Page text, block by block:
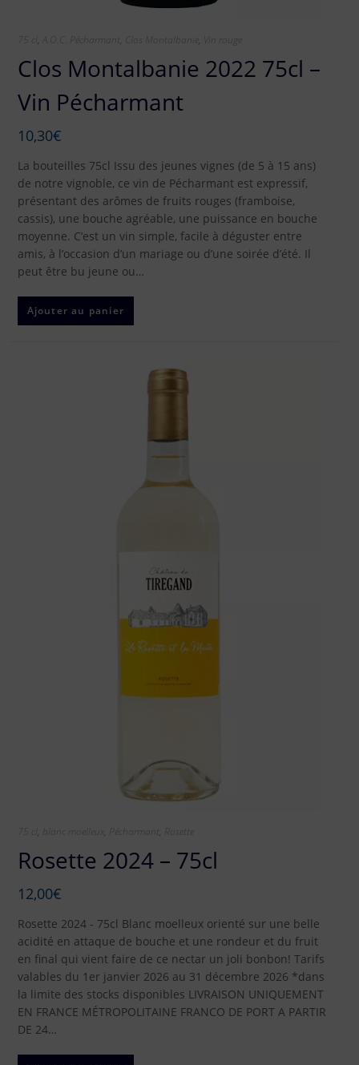
A.O.C. Pécharmant Clos Montalbanie Vin rouge
Clos Montalbanie 2022 75cl –
Vin Pécharmant
10,30€
La bouteilles 75cl Issu des jeunes vignes (de 5 à 15 ans)
de notre vignoble, ce vin de Pécharmant est expressif,
présentant des arômes de fruits rouges (framboise,
cassis), une bouche agréable, une puissance en bouche
moyenne. C’est un vin simple, facile à déguster entre
amis, à l’occasion d’un mariage ou d’une soirée d’été. Il
peut être bu jeune ou…
Ajouter au panier
blanc moelleux Pécharmant
Rosette 2024 – 75cl
12,00€
Rosette 2024 - 75cl Blanc moelleux orienté sur une belle
acidité en attaque de bouche et une rondeur et du fruit
en final qui vient faire de ce nectar un joli bonbon! Tarifs
valables du 1er janvier 2026 au 31 décembre 2026 *dans
la limite des stocks disponibles LIVRAISON UNIQUEMENT
EN FRANCE MÉTROPOLITAINE FRANCO DE PORT A PARTIR
DE 24…